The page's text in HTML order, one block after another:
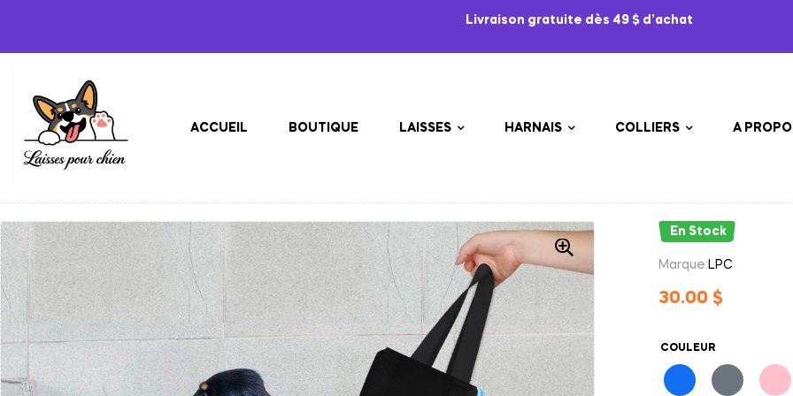
Livraison gratuite dès 49 $ d’achat
ACCUEIL BOUTIQUE LAISSES HARNAIS COLLIERS A
En Stock
Marque: LPC
30.00 $
COULEUR